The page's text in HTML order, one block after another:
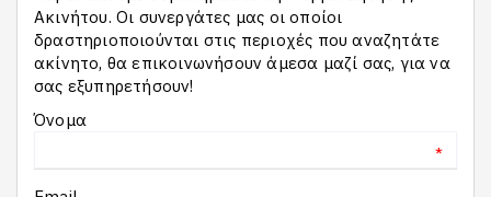
Ακινήτου. Οι συνεργάτες μας οι οποίοι
δραστηριοποιούνται στις περιοχές που αναζητάτε
ακίνητο, θα επικοινωνήσουν άμεσα μαζί σας, για να
σας εξυπηρετήσουν!
Όνομα
*